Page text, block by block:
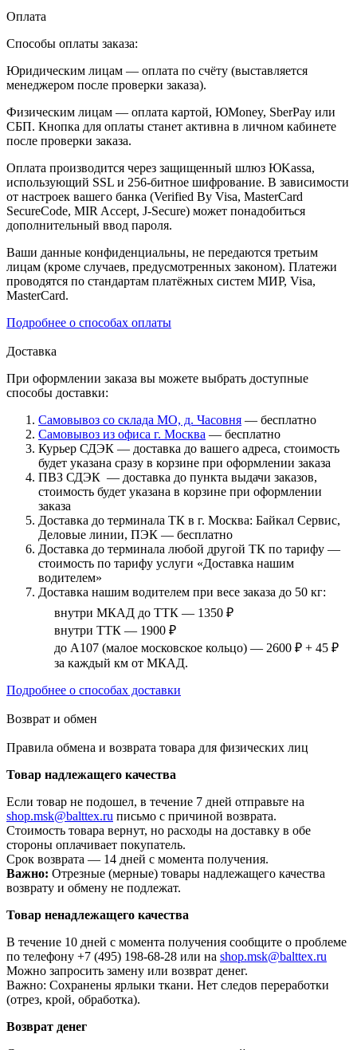
Оплата
Способы оплаты заказа:
Юридическим лицам — оплата по счёту (выставляется
менеджером после проверки заказа).
Физическим лицам — оплата картой, ЮMoney, SberPay или
СБП. Кнопка для оплаты станет активна в личном кабинете
после проверки заказа.
Оплата производится через защищенный шлюз ЮKassa,
использующий SSL и 256-битное шифрование. В зависимости
от настроек вашего банка (Verified By Visa, MasterCard
SecureCode, MIR Accept, J-Secure) может понадобиться
дополнительный ввод пароля.
Ваши данные конфиденциальны, не передаются третьим
лицам (кроме случаев, предусмотренных законом). Платежи
проводятся по стандартам платёжных систем МИР, Visa,
MasterCard.
Подробнее о способах оплаты
Доставка
При оформлении заказа вы можете выбрать доступные
способы доставки:
Самовывоз со склада МО, д. Часовня — бесплатно
Самовывоз из офиса г. Москва — бесплатно
Курьер СДЭК — доставка до вашего адреса, стоимость
будет указана сразу в корзине при оформлении заказа
ПВЗ СДЭК — доставка до пункта выдачи заказов,
стоимость будет указана в корзине при оформлении
заказа
Доставка до терминала ТК в г. Москва: Байкал Сервис,
Деловые линии, ПЭК — бесплатно
Доставка до терминала любой другой ТК по тарифу —
стоимость по тарифу услуги «Доставка нашим
водителем»
Доставка нашим водителем при весе заказа до 50 кг:
внутри МКАД до ТТК — 1350 ₽
внутри ТТК — 1900 ₽
до А107 (малое московское кольцо) — 2600 ₽ + 45 ₽
за каждый км от МКАД.
Подробнее о способах доставки
Возврат и обмен
Правила обмена и возврата товара для физических лиц
Товар надлежащего качества
Если товар не подошел, в течение 7 дней отправьте на
shop.msk@balttex.ru письмо с причиной возврата.
Стоимость товара вернут, но расходы на доставку в обе
стороны оплачивает покупатель.
Срок возврата — 14 дней с момента получения.
Важно: Отрезные (мерные) товары надлежащего качества
возврату и обмену не подлежат.
Товар ненадлежащего качества
В течение 10 дней с момента получения сообщите о проблеме
по телефону +7 (495) 198-68-28 или на shop.msk@balttex.ru
Можно запросить замену или возврат денег.
Важно: Сохранены ярлыки ткани. Нет следов переработки
(отрез, крой, обработка).
Возврат денег